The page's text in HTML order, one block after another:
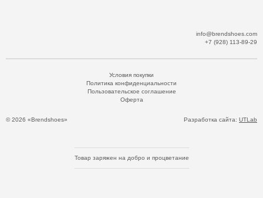
info@brendshoes.com
+7 (928) 113-89-29
© 2026 «Brendshoes»
Условия покупки
Политика конфиденциальности
Пользовательское соглашение
Оферта
Разработка сайта: UTLab
Товар заряжен на добро и процветание